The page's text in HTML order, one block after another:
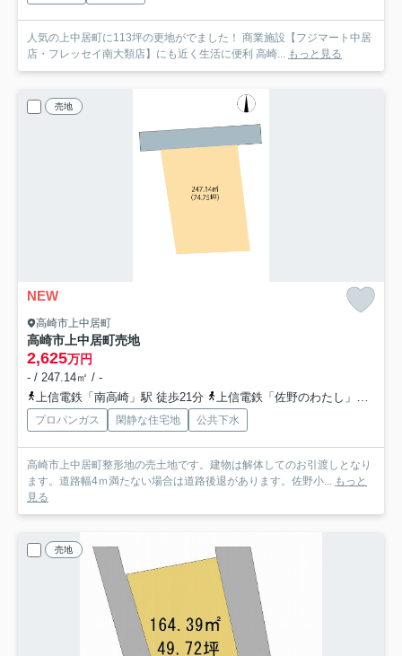
人気の上中居町に113坪の更地がでました！ 商業施設【フジマート中居
店・フレッセイ南大類店】にも近く生活に便利 高崎...
もっと見る
売地
NEW
高崎市上中居町
高崎市上中居町売地
2,625万円
- / 247.14㎡ / -
上信電鉄「南高崎」駅 徒歩21分
上信電鉄「佐野のわたし」駅 徒歩22分
プロパンガス 閑静な住宅地 公共下水
高崎市上中居町整形地の売土地です。建物は解体してのお引渡しとなり
ます。道路幅4ｍ満たない場合は道路後退があります。佐野小...
もっと
見る
売地